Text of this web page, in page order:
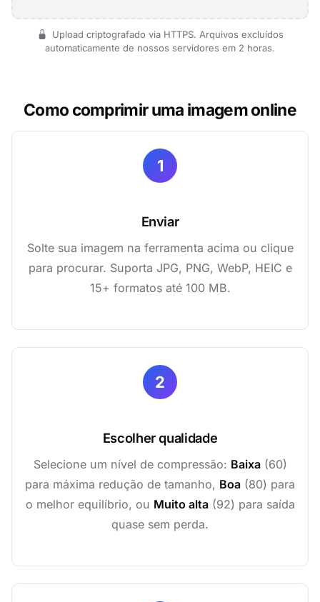
Upload criptografado via HTTPS. Arquivos excluídos
automaticamente de nossos servidores em 2 horas.
Como comprimir uma imagem online
1
Enviar
Solte sua imagem na ferramenta acima ou clique
para procurar. Suporta JPG, PNG, WebP, HEIC e
15+ formatos até 100 MB.
2
Escolher qualidade
Selecione um nível de compressão: Baixa(60)
para máxima redução de tamanho, Boa (80) para
o melhor equilíbrio, ou Muito alta(92) para saída
quase sem perda.